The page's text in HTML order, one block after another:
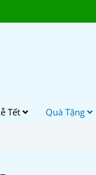
Tết Quà Tặng